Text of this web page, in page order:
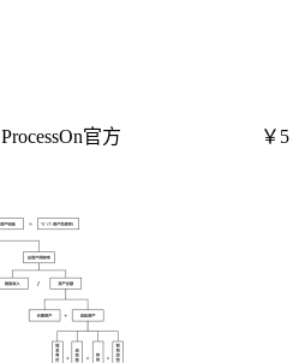
ProcessOn官方
￥5